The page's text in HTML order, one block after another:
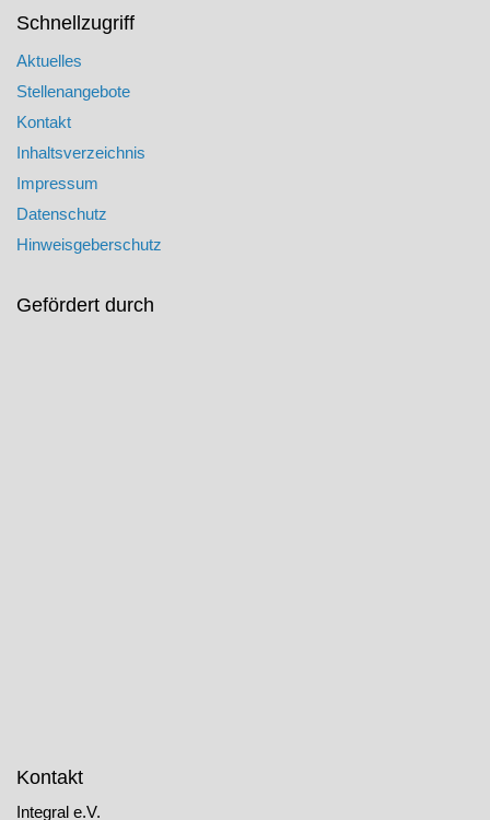
Schnellzugriff
Aktuelles
Stellenangebote
Kontakt
Inhaltsverzeichnis
Impressum
Datenschutz
Hinweisgeberschutz
Gefördert durch
Kontakt
Integral e.V.